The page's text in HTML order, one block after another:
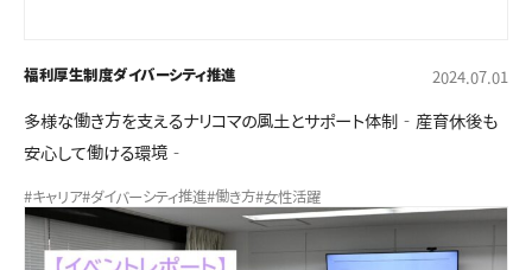
福利厚生制度ダイバーシティ推進 2024.07.01
多様な働き方を支えるナリコマの風土とサポート体制‐産育休後も
安心して働ける環境‐
#キャリア#ダイバーシティ推進#働き方#女性活躍